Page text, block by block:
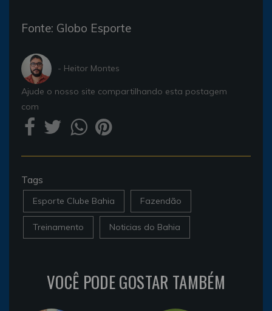
Fonte: Globo Esporte
- Heitor Montes
Ajude o nosso site compartilhando esta postagem
com
Tags
Esporte Clube Bahia Fazendão
Treinamento Noticias do Bahia
VOCÊ PODE GOSTAR TAMBÉM